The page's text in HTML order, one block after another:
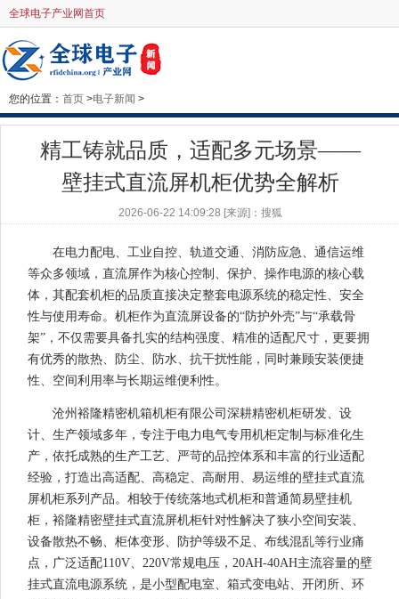
全球电子产业网首页
您的位置： 首页 >电子新闻 >
精工铸就品质，适配多元场景——
壁挂式直流屏机柜优势全解析
2026-06-22 14:09:28 [来源]：搜狐
在电力配电、工业自控、轨道交通、消防应急、通信运维
等众多领域，直流屏作为核心控制、保护、操作电源的核心载
体，其配套机柜的品质直接决定整套电源系统的稳定性、安全
性与使用寿命。机柜作为直流屏设备的“防护外壳”与“承载骨
架”，不仅需要具备扎实的结构强度、精准的适配尺寸，更要拥
有优秀的散热、防尘、防水、抗干扰性能，同时兼顾安装便捷
性、空间利用率与长期运维便利性。
沧州裕隆精密机箱机柜有限公司深耕精密机柜研发、设
计、生产领域多年，专注于电力电气专用机柜定制与标准化生
产，依托成熟的生产工艺、严苛的品控体系和丰富的行业适配
经验，打造出高适配、高稳定、高耐用、易运维的壁挂式直流
屏机柜系列产品。相较于传统落地式机柜和普通简易壁挂机
柜，裕隆精密壁挂式直流屏机柜针对性解决了狭小空间安装、
设备散热不畅、柜体变形、防护等级不足、布线混乱等行业痛
点，广泛适配110V、220V常规电压，20AH-40AH主流容量的壁
挂式直流电源系统，是小型配电室、箱式变电站、开闭所、环